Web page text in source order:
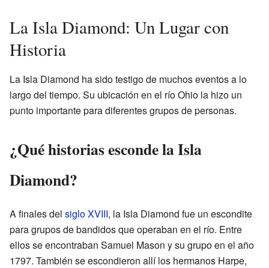
La Isla Diamond: Un Lugar con
Historia
La Isla Diamond ha sido testigo de muchos eventos a lo
largo del tiempo. Su ubicación en el río Ohio la hizo un
punto importante para diferentes grupos de personas.
¿Qué historias esconde la Isla
Diamond?
A finales del siglo XVIII, la Isla Diamond fue un escondite
para grupos de bandidos que operaban en el río. Entre
ellos se encontraban Samuel Mason y su grupo en el año
1797. También se escondieron allí los hermanos Harpe,